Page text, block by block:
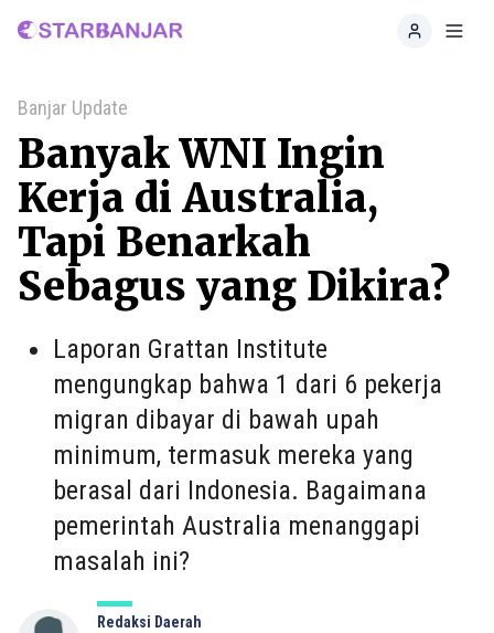
Home
Banjar Update
Banyak WNI Ingin
Kerja di Australia,
Tapi Benarkah
Sebagus yang Dikira?
Laporan Grattan Institute
mengungkap bahwa 1 dari 6 pekerja
migran dibayar di bawah upah
minimum, termasuk mereka yang
berasal dari Indonesia. Bagaimana
pemerintah Australia menanggapi
masalah ini?
Redaksi Daerah